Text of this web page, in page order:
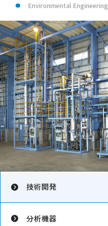
Environmental Engineering
技術開発
分析機器